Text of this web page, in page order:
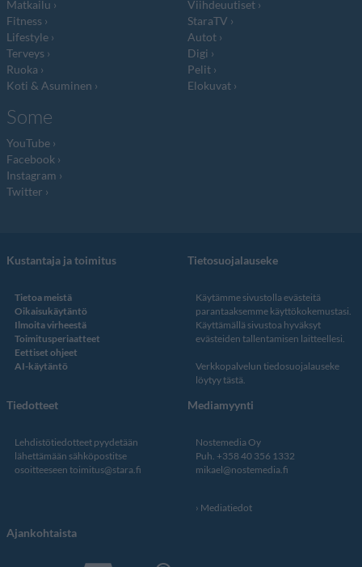
Matkailu
Fitness
Lifestyle
Terveys
Ruoka
Koti & Asuminen
Viihdeuutiset
StaraTV
Autot
Digi
Pelit
Elokuvat
Some
YouTube
Facebook
Instagram
Twitter
Kustantaja ja toimitus
Tietoa meistä
Oikaisukäytäntö
Ilmoita virheestä
Toimitusperiaatteet
Eettiset ohjeet
AI-käytäntö
Tietosuojalauseke
Käytämme sivustolla evästeitä
parantaaksemme käyttökokemustasi.
Käyttämällä sivustoa hyväksyt
evästeiden tallentamisen laitteellesi.
Verkkopalvelun tiedosuojalauseke
löytyy tästä.
Tiedotteet
Lehdistötiedotteet pyydetään
lähettämään sähköpostitse
osoitteeseen toimitus@stara.fi
Mediamyynti
Nostemedia Oy
Puh. +358 40 356 1332
mikael@nostemedia.fi
Mediatiedot
Ajankohtaista